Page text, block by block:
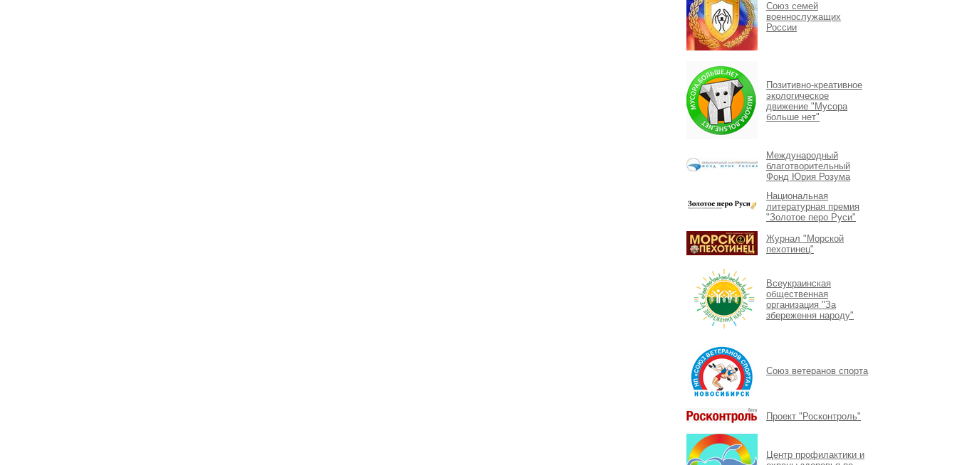
Союз семей
военнослужащих
России
Позитивно-креативное
экологическое
движение "Мусора
больше нет"
Международный
благотворительный
Фонд Юрия Розума
Национальная
литературная премия
"Золотое перо Руси"
Журнал "Морской
пехотинец"
Всеукраинская
общественная
организация "За
збереження народу"
Союз ветеранов спорта
Проект "Росконтроль"
Центр профилактики и